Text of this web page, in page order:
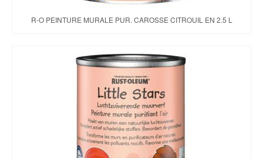
R-O PEINTURE MURALE PUR. CAROSSE CITROUIL EN 2.5 L